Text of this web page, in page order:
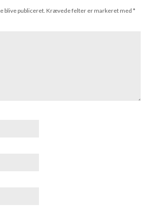
blive publiceret. Krævede felter er markeret med *